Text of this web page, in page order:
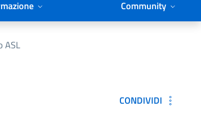
Community
ASL
CONDIVIDI